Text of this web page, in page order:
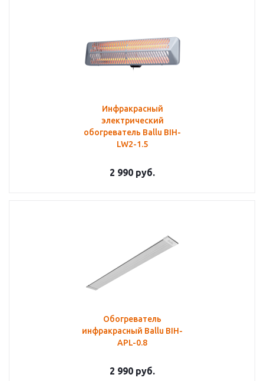
Инфракрасный
электрический
обогреватель Ballu BIH-
LW2-1.5
2 990 руб.
Обогреватель
инфракрасный Ballu BIH-
APL-0.8
2 990 руб.